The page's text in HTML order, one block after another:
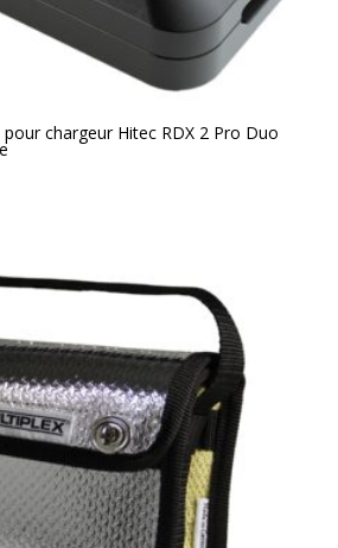
chargeur Hitec RDX 2 Pro Duo